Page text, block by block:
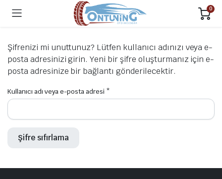
0
Şifrenizi mi unuttunuz? Lütfen kullanıcı adınızı veya e-
posta adresinizi girin. Yeni bir şifre oluşturmanız için e-
posta adresinize bir bağlantı gönderilecektir.
Kullanıcı adı veya e-posta adresi *Gerekli
Şifre sıfırlama